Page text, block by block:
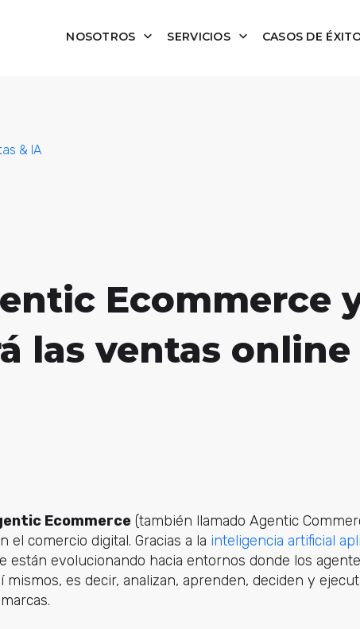
NOSOTROS SERVICIOS CASOS DE
& IA
Ecommerce
las ventas online
Ecommerce (también llamado Agentic
el comercio digital. Gracias a la inteligencia artificial
están evolucionando hacia entornos donde los
mismos, es decir, analizan, aprenden, deciden y